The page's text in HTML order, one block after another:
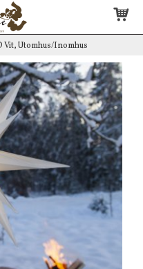
Vit, Utomhus/Inomhus